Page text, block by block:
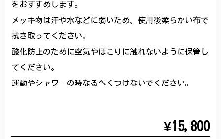
をおすすめします。
メッキ物は汗や水などに弱いため、使用後柔らかい布で
拭き取ってください。
酸化防止のために空気やほこりに触れないように保管し
てください。
運動やシャワーの時なるべくつけないでください。
¥15,800